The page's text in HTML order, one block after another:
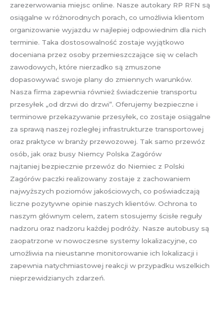
zarezerwowania miejsc online. Nasze autokary RP RFN są
osiągalne w różnorodnych porach, co umożliwia klientom
organizowanie wyjazdu w najlepiej odpowiednim dla nich
terminie. Taka dostosowalność zostaje wyjątkowo
doceniana przez osoby przemieszczające się w celach
zawodowych, które nierzadko są zmuszone
dopasowywać swoje plany do zmiennych warunków.
Nasza firma zapewnia również świadczenie transportu
przesyłek „od drzwi do drzwi”. Oferujemy bezpieczne i
terminowe przekazywanie przesyłek, co zostaje osiągalne
za sprawą naszej rozległej infrastrukturze transportowej
oraz praktyce w branży przewozowej. Tak samo przewóz
osób, jak oraz busy Niemcy Polska Zagórów
najtaniej bezpiecznie przewóz do Niemiec z Polski
Zagórów paczki realizowany zostaje z zachowaniem
najwyższych poziomów jakościowych, co poświadczają
liczne pozytywne opinie naszych klientów. Ochrona to
naszym głównym celem, zatem stosujemy ścisłe reguły
nadzoru oraz nadzoru każdej podróży. Nasze autobusy są
zaopatrzone w nowoczesne systemy lokalizacyjne, co
umożliwia na nieustanne monitorowanie ich lokalizacji i
zapewnia natychmiastowej reakcji w przypadku wszelkich
nieprzewidzianych zdarzeń.